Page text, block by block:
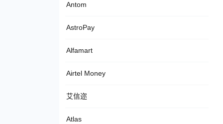
Antom
AstroPay
Alfamart
Airtel Money
艾信迩
Atlas